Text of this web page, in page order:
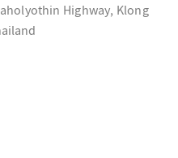
Highway, Klong